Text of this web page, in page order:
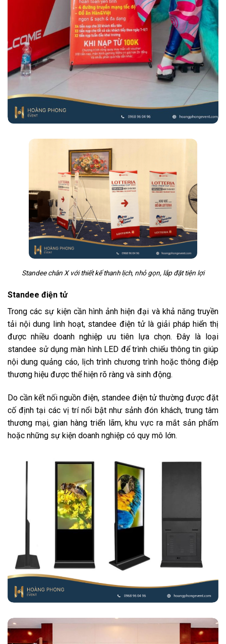
Standee chân X với thiết kế thanh lịch, nhỏ gọn, lắp đặt tiện lợi
Standee điện tử
Trong các sự kiện cần hình ảnh hiện đại và khả năng truyền
tải nội dung linh hoạt, standee điện tử là giải pháp hiển thị
được nhiều doanh nghiệp ưu tiên lựa chọn. Đây là loại
standee sử dụng màn hình LED để trình chiếu thông tin giúp
nội dung quảng cáo, lịch trình chương trình hoặc thông điệp
thương hiệu được thể hiện rõ ràng và sinh động.
Do cần kết nối nguồn điện, standee điện tử thường được đặt
cố định tại các vị trí nổi bật như sảnh đón khách, trung tâm
thương mại, gian hàng triển lãm, khu vực ra mắt sản phẩm
hoặc những sự kiện doanh nghiệp có quy mô lớn.